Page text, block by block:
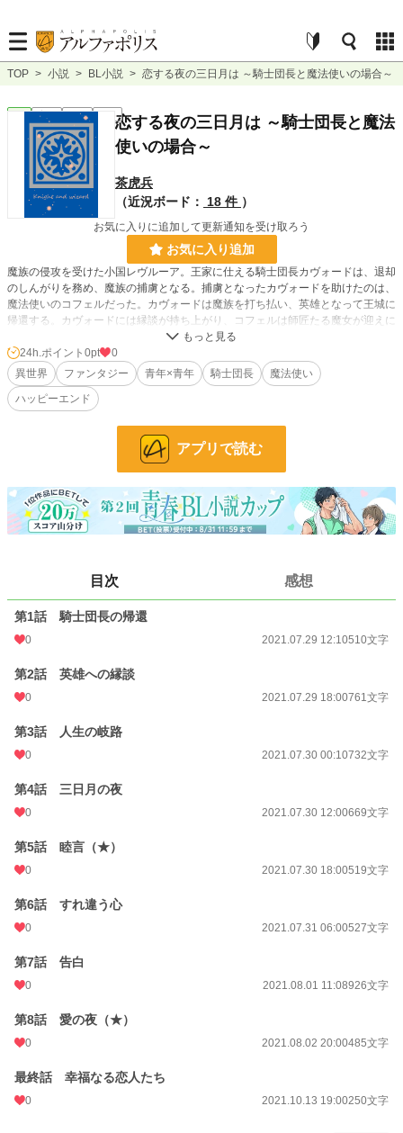
TOP > 小説 > BL小説 > 恋する夜の三日月は ～騎士団長と魔法使いの場合～
BL 完結 短編
恋する夜の三日月は ～騎士団長と魔法
使いの場合～
茶虎兵
（近況ボード：
18 件 ）
お気に入りに追加して更新通知を受け取ろう
お気に入り追加
魔族の侵攻を受けた小国レヴルーア。王家に仕える騎士団長カヴォードは、退却
のしんがりを務め、魔族の捕虜となる。捕虜となったカヴォードを助けたのは、
魔法使いのコフェルだった。カヴォードは魔族を打ち払い、英雄となって王城に
帰還する。カヴォードには縁談が持ち上がり、コフェルは師匠たる魔女が迎えに
来る。人生の岐路に立った二人。コフェルに心を寄せるカヴォードは、三日月の
夜、コフェルに想いを告げる。
騎士団長×魔法使いBL。
▼R18回には（★）をつけています。
228,960 位 / 228,960 件
31,471 位 / 31,471 件
お気に入り 27
24h.ポイント 0 pt
2021.10.13 19:00
初回公開日時 2021.07.29 12:10
初回完結日時
週間ポイント 0 pt (228,960 位)
年間ポイント 511 pt (102,347 位)
24h.ポイント 0pt
0
異世界
ファンタジー 青年×青年 騎士団長
魔法使い
ハッピーエンド
アプリで読む
目次 感想
第1話 騎士団長の帰還
0 2021.07.29 12:10510文字
第2話 英雄への縁談
0 2021.07.29 18:00761文字
第3話 人生の岐路
0 2021.07.30 00:10732文字
第4話 三日月の夜
0 2021.07.30 12:00669文字
第5話 睦言（★）
0 2021.07.30 18:00519文字
第6話 すれ違う心
0 2021.07.31 06:00527文字
第7話 告白
0 2021.08.01 11:08926文字
第8話 愛の夜（★）
0 2021.08.02 20:00485文字
最終話 幸福なる恋人たち
0 2021.10.13 19:00250文字